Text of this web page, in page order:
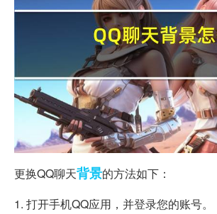
更换QQ聊天背景的方法如下：
1. 打开手机QQ应用，并登录您的账号。